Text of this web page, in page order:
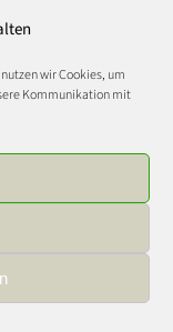
wir Cookies, um
Kommunikation mit
und Erbsen-
Analyse der
Technologien in
wie